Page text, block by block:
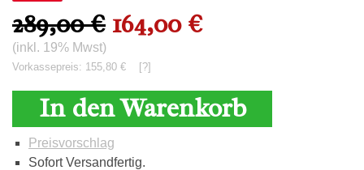
289,00 € 164,00 €
(inkl. 19% Mwst)
Vorkassepreis: 155,80 € [?]
In den Warenkorb
Preisvorschlag
Sofort Versandfertig.